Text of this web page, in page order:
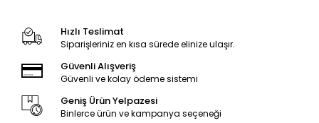
Hızlı Teslimat
Siparişleriniz en kısa sürede elinize ulaşır.
Güvenli Alışveriş
Güvenli ve kolay ödeme sistemi
Geniş Ürün Yelpazesi
Binlerce ürün ve kampanya seçeneği